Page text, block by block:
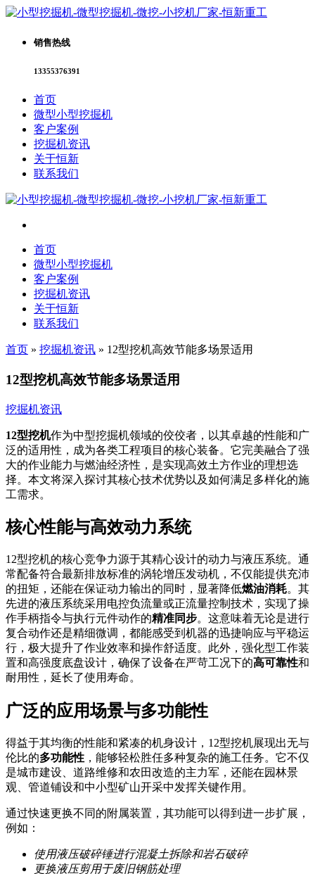
销售热线
13355376391
首页
微型小型挖掘机
客户案例
挖掘机资讯
关于恒新
联系我们
首页
微型小型挖掘机
客户案例
挖掘机资讯
关于恒新
联系我们
首页 » 挖掘机资讯 » 12型挖机高效节能多场景适用
12型挖机高效节能多场景适用
挖掘机资讯
12型挖机作为中型挖掘机领域的佼佼者，以其卓越的性能和广
泛的适用性，成为各类工程项目的核心装备。它完美融合了强
大的作业能力与燃油经济性，是实现高效土方作业的理想选
择。本文将深入探讨其核心技术优势以及如何满足多样化的施
工需求。
核心性能与高效动力系统
12型挖机的核心竞争力源于其精心设计的动力与液压系统。通
常配备符合最新排放标准的涡轮增压发动机，不仅能提供充沛
的扭矩，还能在保证动力输出的同时，显著降低燃油消耗。其
先进的液压系统采用电控负流量或正流量控制技术，实现了操
作手柄指令与执行元件动作的精准同步。这意味着无论是进行
复合动作还是精细微调，都能感受到机器的迅捷响应与平稳运
行，极大提升了作业效率和操作舒适度。此外，强化型工作装
置和高强度底盘设计，确保了设备在严苛工况下的高可靠性和
耐用性，延长了使用寿命。
广泛的应用场景与多功能性
得益于其均衡的性能和紧凑的机身设计，12型挖机展现出无与
伦比的多功能性 ，能够轻松胜任多种复杂的施工任务。它不仅
是城市建设、道路维修和农田改造的主力军，还能在园林景
观、管道铺设和中小型矿山开采中发挥关键作用。
通过快速更换不同的附属装置，其功能可以得到进一步扩展，
例如：
使用液压破碎锤进行混凝土拆除和岩石破碎
更换液压剪用于废旧钢筋处理